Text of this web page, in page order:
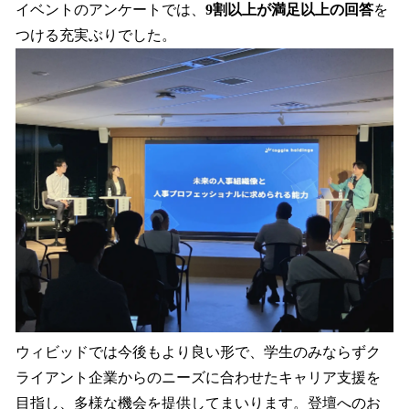
イベントのアンケートでは、 9割以上が満足以上の回答を
つける充実ぶりでした。
ウィビッドでは今後もより良い形で、学生のみならずク
ライアント企業からのニーズに合わせたキャリア支援を
目指し、多様な機会を提供してまいります。登壇へのお